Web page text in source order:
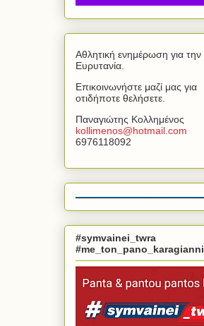
Αθλητική ενημέρωση για την
Ευρυτανία.
Επικοινωνήστε μαζί μας για
οτιδήποτε θελήσετε.
Παναγιώτης Κολλημένος
kollimenos@hotmail com
6976118092
#symvainei_twra
#me_ton_pano_karagianni